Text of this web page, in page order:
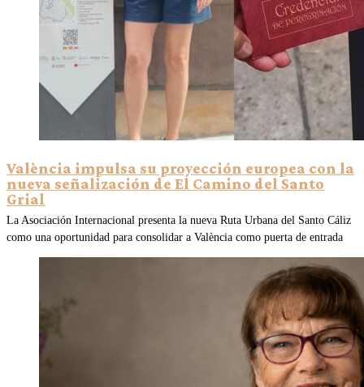
València impulsa su proyección europea con la
nueva señalización de El Camino del Santo
Grial
La Asociación Internacional presenta la nueva Ruta Urbana del Santo Cáliz
como una oportunidad para consolidar a València como puerta de entrada